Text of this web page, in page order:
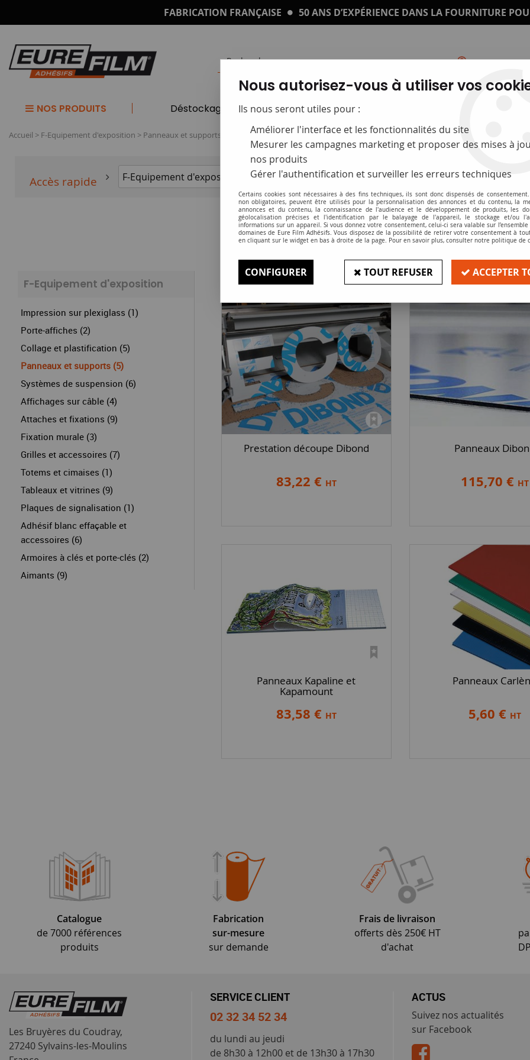
FABRICATION FRANÇAISE 50 ANS D’EXPÉRIENCE DANS LA FOURNITURE
NOS PRODUITS Déstockage Catalogue
Accueil > F-Equipement d'exposition > Panneaux et supports
Accès rapide
Panneaux et supports rigides
F-Equipement d'exposition
Impression sur plexiglass (1)
Porte-affiches (2)
Collage et plastification (5)
Panneaux et supports (5)
Systèmes de suspension (6)
Affichages sur câble (4)
Attaches et fixations (9)
Fixation murale (3)
Grilles et accessoires (7)
Totems et cimaises (1)
Tableaux et vitrines (9)
Plaques de signalisation (1)
Adhésif blanc effaçable et
accessoires (6)
Armoires à clés et porte-clés (2)
Aimants (9)
Prestation découpe Dibond
83,22 € HT
Panneaux
115,70 € HT
Panneaux Kapaline et
Kapamount
83,58 € HT
Panneaux
5,60 € HT
Catalogue
de 7000 références
produits
Fabrication
sur-mesure
sur demande
Frais de livraison
offerts dès 250€ HT
d'achat
Les Bruyères du Coudray,
27240 Sylvains-les-Moulins
SERVICE CLIENT
02 32 34 52 34
du lundi au jeudi
de 8h30 à 12h00 et de 13h30 à 17h30
ACTUS
Suivez nos actualités
sur Facebook
Nous autorisez-vous à utiliser vos
Ils nous seront utiles pour :
Améliorer l'interface et les fonctionnalités du site
Mesurer les campagnes marketing et proposer des mises à
nos produits
Gérer l'authentification et surveiller les erreurs techniques
Certains cookies sont nécessaires à des fins techniques, ils sont donc dispensés de
non obligatoires, peuvent être utilisés pour la personnalisation des annonces et du contenu, la
annonces et du contenu, la connaissance de l'audience et le développement de produits, les
géolocalisation précises et l'identification par le balayage de l'appareil, le stockage et/ou
informations sur un appareil. Si vous donnez votre consentement, celui-ci sera valable sur l’ensemble
domaines de Eure Film Adhésifs. Vous disposez de la possibilité de retirer votre consentement à
en cliquant sur le widget en bas à droite de la page. Pour en savoir plus, consulter notre politique de
CONFIGURER TOUT REFUSER ACCEPTER